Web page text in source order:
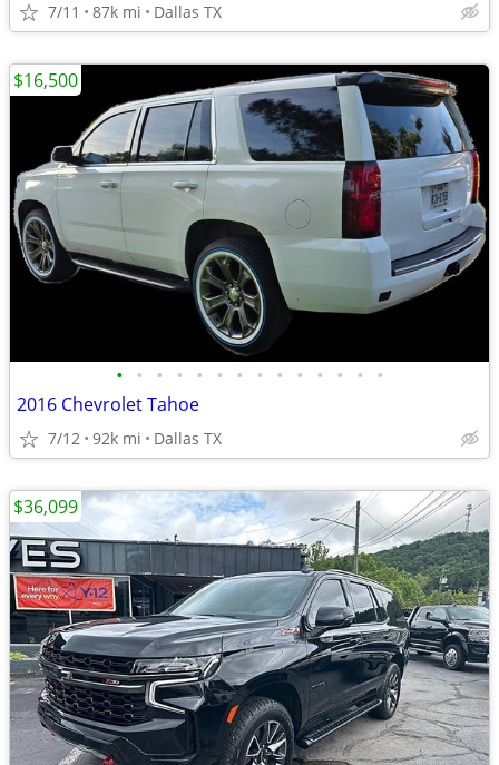
7/11 87k mi Dallas TX
• • • • • • • • • • • • • •
2016 Chevrolet Tahoe
7/12 92k mi Dallas TX
$16,500
$36,099